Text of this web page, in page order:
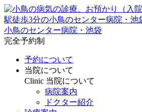
小鳥のセンター病院・池袋
完全予約制
予約について
当院について
Clinic 当院について
病院案内
ドクター紹介